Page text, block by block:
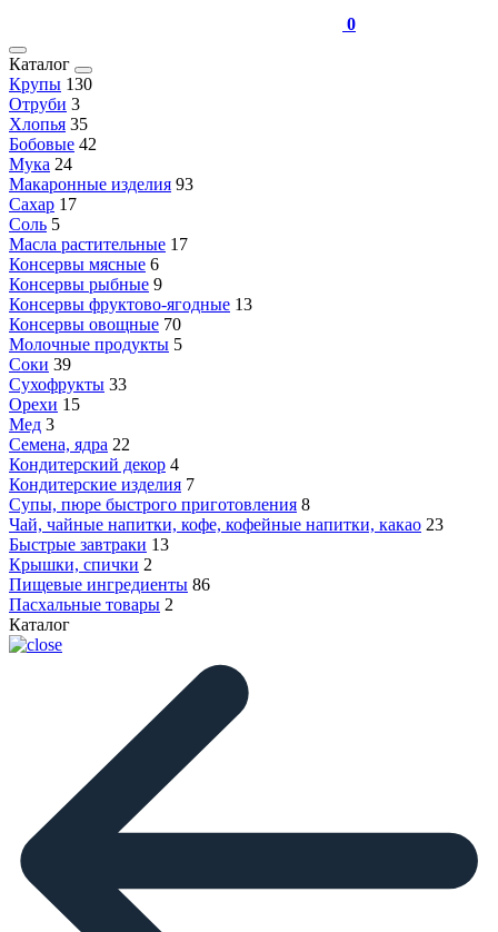
0
Каталог
Крупы 130
Отруби 3
Хлопья 35
Бобовые 42
Мука 24
Макаронные изделия 93
Сахар 17
Соль 5
Масла растительные 17
Консервы мясные 6
Консервы рыбные 9
Консервы фруктово-ягодные 13
Консервы овощные 70
Молочные продукты 5
Соки 39
Сухофрукты 33
Орехи 15
Мед 3
Семена, ядра 22
Кондитерский декор 4
Кондитерские изделия 7
Супы, пюре быстрого приготовления 8
Чай, чайные напитки, кофе, кофейные напитки, какао 23
Быстрые завтраки 13
Крышки, спички 2
Пищевые ингредиенты 86
Пасхальные товары 2
Каталог